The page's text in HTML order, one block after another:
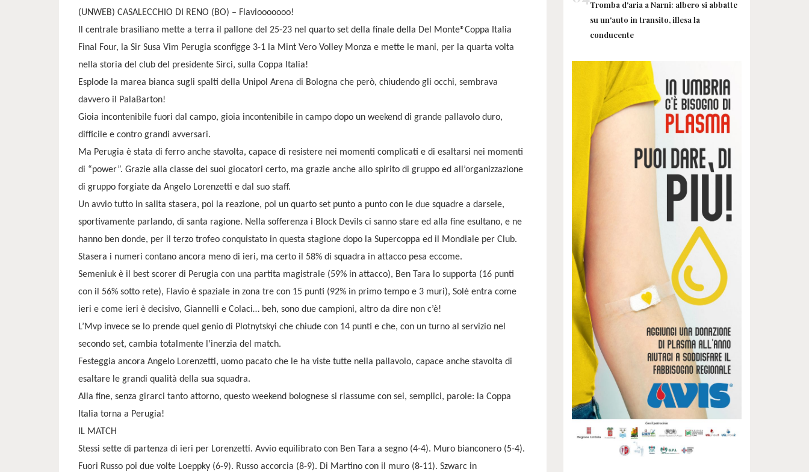
(UNWEB) CASALECCHIO DI RENO (BO) – Flaviooooooo!
Il centrale brasiliano mette a terra il pallone del 25-23 nel quarto set della finale della Del Monte®Coppa Italia
Final Four, la Sir Susa Vim Perugia sconfigge 3-1 la Mint Vero Volley Monza e mette le mani, per la quarta volta
nella storia del club del presidente Sirci, sulla Coppa Italia!
Esplode la marea bianca sugli spalti della Unipol Arena di Bologna che però, chiudendo gli occhi, sembrava
davvero il PalaBarton!
Gioia incontenibile fuori dal campo, gioia incontenibile in campo dopo un weekend di grande pallavolo duro,
difficile e contro grandi avversari.
Ma Perugia è stata di ferro anche stavolta, capace di resistere nei momenti complicati e di esaltarsi nei momenti
di “power”. Grazie alla classe dei suoi giocatori certo, ma grazie anche allo spirito di gruppo ed all’organizzazione
di gruppo forgiate da Angelo Lorenzetti e dal suo staff.
Un avvio tutto in salita stasera, poi la reazione, poi un quarto set punto a punto con le due squadre a darsele,
sportivamente parlando, di santa ragione. Nella sofferenza i Block Devils ci sanno stare ed alla fine esultano, e ne
hanno ben donde, per il terzo trofeo conquistato in questa stagione dopo la Supercoppa ed il Mondiale per Club.
Stasera i numeri contano ancora meno di ieri, ma certo il 58% di squadra in attacco pesa eccome.
Semeniuk è il best scorer di Perugia con una partita magistrale (59% in attacco), Ben Tara lo supporta (16 punti
con il 56% sotto rete), Flavio è spaziale in zona tre con 15 punti (92% in primo tempo e 3 muri), Solè entra come
ieri e come ieri è decisivo, Giannelli e Colaci… beh, sono due campioni, altro da dire non c’è!
L’Mvp invece se lo prende quel genio di Plotnytskyi che chiude con 14 punti e che, con un turno al servizio nel
secondo set, cambia totalmente l’inerzia del match.
Festeggia ancora Angelo Lorenzetti, uomo pacato che le ha viste tutte nella pallavolo, capace anche stavolta di
esaltare le grandi qualità della sua squadra.
Alla fine, senza girarci tanto attorno, questo weekend bolognese si riassume con sei, semplici, parole: la Coppa
Italia torna a Perugia!
IL MATCH
Stessi sette di partenza di ieri per Lorenzetti. Avvio equilibrato con Ben Tara a segno (4-4). Muro bianconero (5-4).
Fuori Russo poi due volte Loeppky (6-9). Russo accorcia (8-9). Di Martino con il muro (8-11). Szwarc in
Tromba d'aria a Narni: albero si abbatte
su un'auto in transito, illesa la
conducente